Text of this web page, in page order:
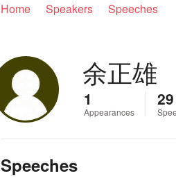
Home Speakers Speeches
余正雄
1
Appearances
29
Speeches